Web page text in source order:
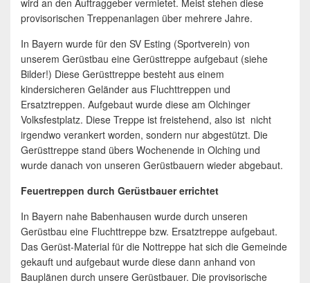
wird an den Auftraggeber vermietet. Meist stehen diese
provisorischen Treppenanlagen über mehrere Jahre.
In Bayern wurde für den SV Esting (Sportverein) von
unserem Gerüstbau eine Gerüsttreppe aufgebaut (siehe
Bilder!) Diese Gerüsttreppe besteht aus einem
kindersicheren Geländer aus Fluchttreppen und
Ersatztreppen. Aufgebaut wurde diese am Olchinger
Volksfestplatz. Diese Treppe ist freistehend, also ist nicht
irgendwo verankert worden, sondern nur abgestützt. Die
Gerüsttreppe stand übers Wochenende in Olching und
wurde danach von unseren Gerüstbauern wieder abgebaut.
Feuertreppen durch Gerüstbauer errichtet
In Bayern nahe Babenhausen wurde durch unseren
Gerüstbau eine Fluchttreppe bzw. Ersatztreppe aufgebaut.
Das Gerüst-Material für die Nottreppe hat sich die Gemeinde
gekauft und aufgebaut wurde diese dann anhand von
Bauplänen durch unsere Gerüstbauer. Die provisorische